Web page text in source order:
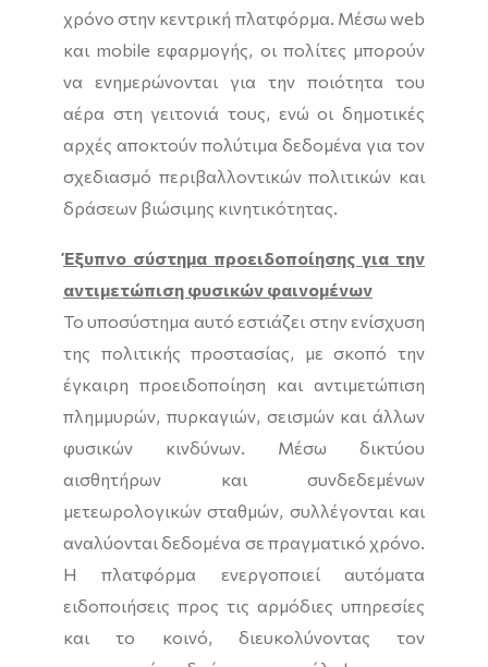
χρόνο στην κεντρική πλατφόρμα. Μέσω web
και mobile εφαρμογής, οι πολίτες μπορούν
να ενημερώνονται για την ποιότητα του
αέρα στη γειτονιά τους, ενώ οι δημοτικές
αρχές αποκτούν πολύτιμα δεδομένα για τον
σχεδιασμό περιβαλλοντικών πολιτικών και
δράσεων βιώσιμης κινητικότητας.
Έξυπνο σύστημα προειδοποίησης για την
αντιμετώπιση φυσικών φαινομένων
Το υποσύστημα αυτό εστιάζει στην ενίσχυση
της πολιτικής προστασίας, με σκοπό την
έγκαιρη προειδοποίηση και αντιμετώπιση
πλημμυρών, πυρκαγιών, σεισμών και άλλων
φυσικών κινδύνων. Μέσω δικτύου
αισθητήρων και συνδεδεμένων
μετεωρολογικών σταθμών, συλλέγονται και
αναλύονται δεδομένα σε πραγματικό χρόνο.
Η πλατφόρμα ενεργοποιεί αυτόματα
ειδοποιήσεις προς τις αρμόδιες υπηρεσίες
και το κοινό, διευκολύνοντας τον